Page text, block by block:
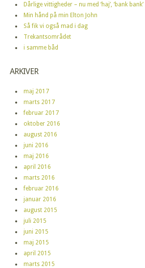
Dårlige vittigheder – nu med ‘haj’, ‘bank bank’
Min hånd på min Elton John
Så fik vi også mad i dag
Trekantsområdet
i samme båd
ARKIVER
maj 2017
marts 2017
februar 2017
oktober 2016
august 2016
juni 2016
maj 2016
april 2016
marts 2016
februar 2016
januar 2016
august 2015
juli 2015
juni 2015
maj 2015
april 2015
marts 2015